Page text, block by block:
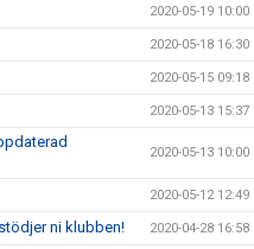
2020-05-19 10:00
2020-05-18 16:30
2020-05-15 09:18
2020-05-13 15:37
2020-05-13 10:00
2020-05-12 12:49
ni klubben! 2020-04-28 16:58